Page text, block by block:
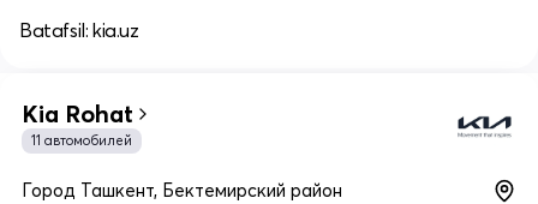
Batafsil: kia.uz
Kia Rohat
11 автомобилей
Город Ташкент, Бектемирский район